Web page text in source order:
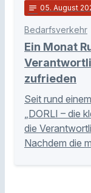
notes 05. August
Bedarfsverkehr
Ein Monat
zufrieden
Seit rund
„DORLI – die
die
Nachdem die